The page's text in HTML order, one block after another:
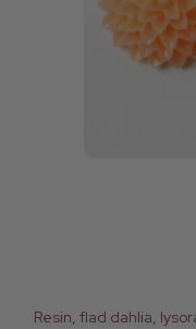
Resin, flad dahlia,